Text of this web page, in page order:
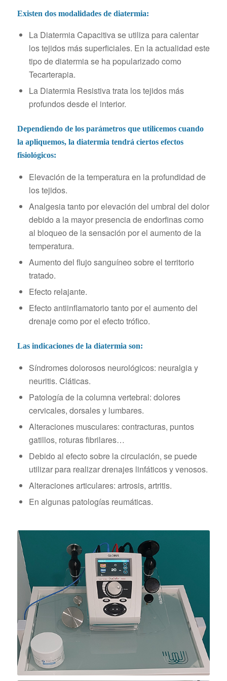
Existen dos modalidades de diatermia:
La Diatermia Capacitiva se utiliza para calentar
los tejidos más superficiales. En la actualidad este
tipo de diatermia se ha popularizado como
Tecarterapia.
La Diatermia Resistiva trata los tejidos más
profundos desde el interior.
Dependiendo de los parámetros que utilicemos cuando
la apliquemos, la diatermia tendrá ciertos efectos
fisiológicos:
Elevación de la temperatura en la profundidad de
los tejidos.
Analgesia tanto por elevación del umbral del dolor
debido a la mayor presencia de endorfinas como
al bloqueo de la sensación por el aumento de la
temperatura.
Aumento del flujo sanguíneo sobre el territorio
tratado.
Efecto relajante.
Efecto antiinflamatorio tanto por el aumento del
drenaje como por el efecto trófico.
Las indicaciones de la diatermia son:
Síndromes dolorosos neurológicos: neuralgia y
neuritis. Ciáticas.
Patología de la columna vertebral: dolores
cervicales, dorsales y lumbares.
Alteraciones musculares: contracturas, puntos
gatillos, roturas fibrilares…
Debido al efecto sobre la circulación, se puede
utilizar para realizar drenajes linfáticos y venosos.
Alteraciones articulares: artrosis, artritis.
En algunas patologías reumáticas.